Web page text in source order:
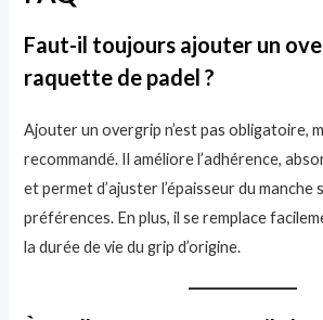
Faut-il toujours ajouter un
raquette de padel ?
Ajouter un overgrip n’est pas obligatoire,
recommandé. Il améliore l’adhérence,
et permet d’ajuster l’épaisseur du manche
préférences. En plus, il se remplace
la durée de vie du grip d’origine.